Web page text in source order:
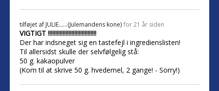
tilføjet af JULIE......(Julemandens kone) for 21 år siden
VIGTIGT !!!!!!!!!!!!!!!!!!!!!!!!!!!!!!!!!
Der har indsneget sig en tastefejl i ingredienslisten!
Til allersidst skulle der selvfølgelig stå:
50 g. kakaopulver
(Kom til at skrive 50 g. hvedemel, 2 gange! - Sorry!)